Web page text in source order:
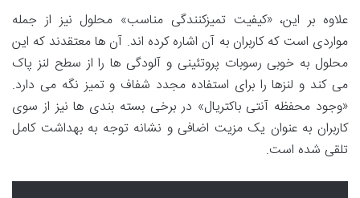
علاوه بر این، «کیفیت تمیزکنندگی مناسب» محلول نیز از جمله
مواردی است که کاربران به آن اشاره کرده اند. آن ها معتقدند که این
محلول به خوبی رسوبات پروتئینی و آلودگی ها را از سطح لنز پاک
می کند و لنزها را برای استفاده مجدد شفاف و تمیز نگه می دارد.
«وجود محفظه آنتی باکتریال» در برخی بسته بندی ها نیز از سوی
کاربران به عنوان یک مزیت اضافی و نشانه توجه به بهداشت کامل
تلقی شده است.